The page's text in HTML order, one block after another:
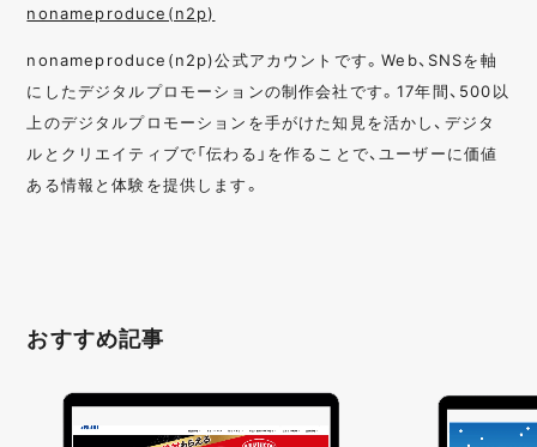
nonameproduce(n2p)
nonameproduce(n2p)公式アカウントです。Web、SNSを軸
にしたデジタルプロモーションの制作会社です。17年間、500以
上のデジタルプロモーションを手がけた知見を活かし、デジタ
ルとクリエイティブで「伝わる」を作ることで、ユーザーに価値
ある情報と体験を提供します。
おすすめ記事